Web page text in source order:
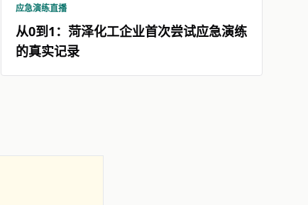
应急演练直播
从0到1：菏泽化工企业首次尝试应急演练
的真实记录